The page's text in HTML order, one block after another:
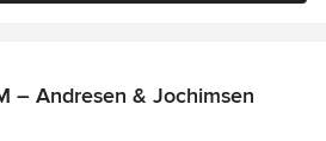
– Andresen & Jochimsen